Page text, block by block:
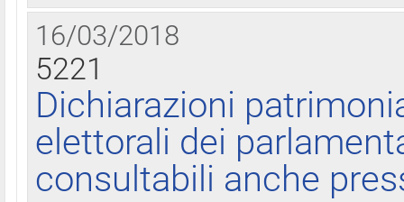
16/03/2018
5221
Dichiarazioni
elettorali dei
consultabili anche